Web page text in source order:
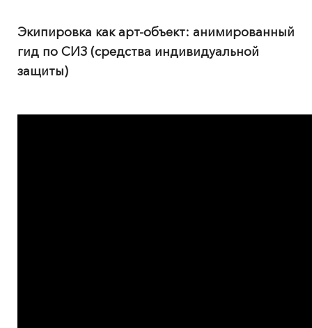
Экипировка как арт-объект: анимированный
гид по СИЗ (средства индивидуальной
защиты)